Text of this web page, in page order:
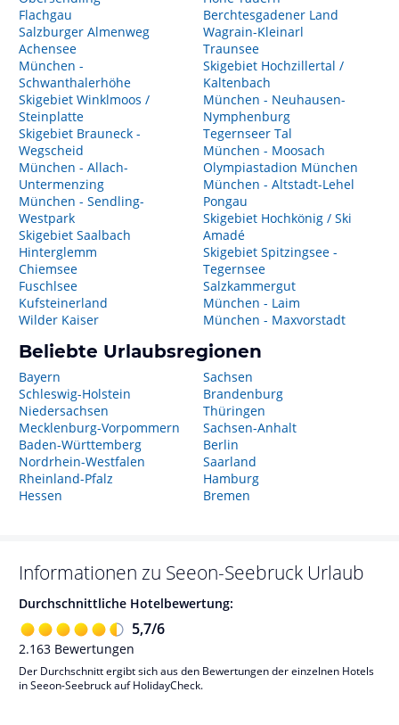
Flachgau
Salzburger Almenweg
Achensee
München -
Schwanthalerhöhe
Skigebiet Winklmoos /
Steinplatte
Skigebiet Brauneck -
Wegscheid
München - Allach-
Untermenzing
München - Sendling-
Westpark
Skigebiet Saalbach
Hinterglemm
Chiemsee
Fuschlsee
Kufsteinerland
Wilder Kaiser
Berchtesgadener Land
Wagrain-Kleinarl
Traunsee
Skigebiet Hochzillertal /
Kaltenbach
München - Neuhausen-
Nymphenburg
Tegernseer Tal
München - Moosach
Olympiastadion München
München - Altstadt-Lehel
Pongau
Skigebiet Hochkönig / Ski
Amadé
Skigebiet Spitzingsee -
Tegernsee
Salzkammergut
München - Laim
München - Maxvorstadt
Beliebte Urlaubsregionen
Bayern
Schleswig-Holstein
Niedersachsen
Mecklenburg-Vorpommern
Baden-Württemberg
Nordrhein-Westfalen
Rheinland-Pfalz
Hessen
Sachsen
Brandenburg
Thüringen
Sachsen-Anhalt
Berlin
Saarland
Hamburg
Bremen
Informationen zu Seeon-Seebruck Urlaub
Durchschnittliche Hotelbewertung:
5,7/6
2.163 Bewertungen
Der Durchschnitt ergibt sich aus den Bewertungen der einzelnen Hotels
in Seeon-Seebruck auf HolidayCheck.